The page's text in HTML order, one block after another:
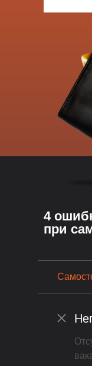
4
при